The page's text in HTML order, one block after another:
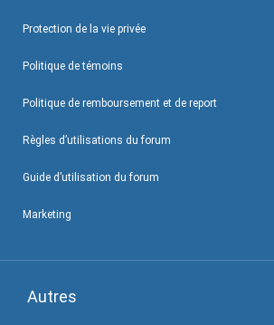
Protection de la vie privée
Politique de témoins
Politique de remboursement et de report
Règles d’utilisations du forum
Guide d’utilisation du forum
Marketing
Autres